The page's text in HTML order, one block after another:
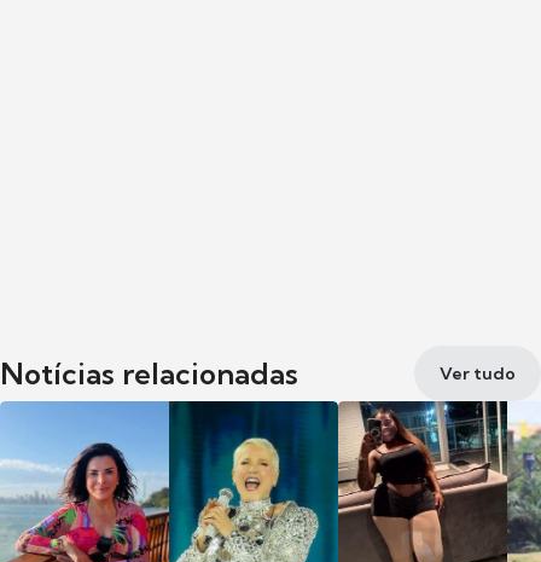
Notícias relacionadas Ver tudo